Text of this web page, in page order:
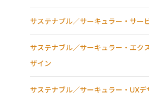
サステナブル／サーキュラー・サー
サステナブル／サーキュラー・エク
ザイン
サステナブル／サーキュラー・UXデ